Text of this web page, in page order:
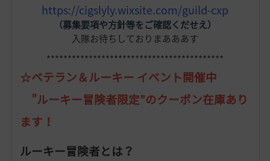
https://cigslyly.wixsite.com/guild-cxp
（募集要項や方針等をご確認くだせえ）
入隊お待ちしておりまあああす
******************************************
☆ベテラン＆ルーキー イベント開催中
”ルーキー冒険者限定”のクーポン在庫あり
ます！
ルーキー冒険者とは？